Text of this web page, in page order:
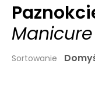
Sortowanie